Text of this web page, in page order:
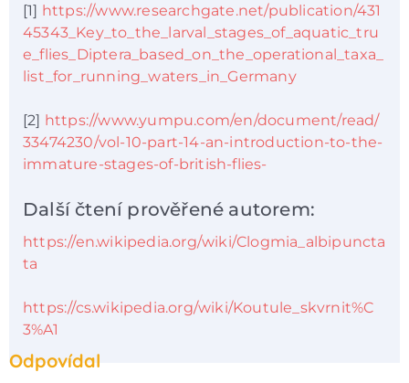
[1] https://www.researchgate.net/publication/431
45343_Key_to_the_larval_stages_of_aquatic_tru
e_flies_Diptera_based_on_the_operational_taxa_
list_for_running_waters_in_Germany
[2] https://www.yumpu.com/en/document/read/
33474230/vol-10-part-14-an-introduction-to-the-
immature-stages-of-british-flies-
Další čtení prověřené autorem:
https://en.wikipedia.org/wiki/Clogmia_albipuncta
ta
https://cs.wikipedia.org/wiki/Koutule_skvrnit%C
3%A1
Odpovídal